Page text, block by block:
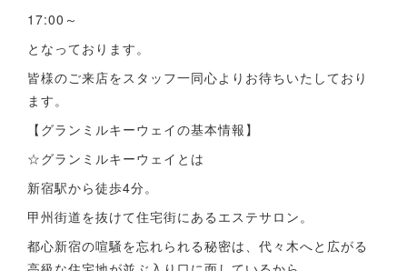
17:00～
となっております。
皆様のご来店をスタッフ一同心よりお待ちいたしており
ます。
【グランミルキーウェイの基本情報】
☆グランミルキーウェイとは
新宿駅から徒歩4分。
甲州街道を抜けて住宅街にあるエステサロン。
都心新宿の喧騒を忘れられる秘密は、代々木へと広がる